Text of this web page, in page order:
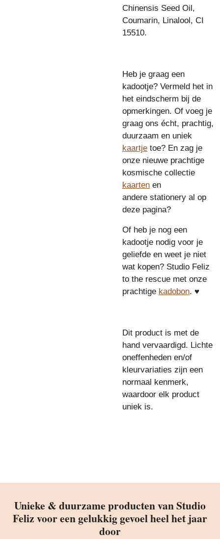
Chinensis Seed Oil,
Coumarin, Linalool, CI
15510.
Heb je graag een
kadootje? Vermeld het in
het eindscherm bij de
opmerkingen. Of voeg je
graag ons écht, prachtig,
duurzaam en uniek
kaartje toe? En zag je
onze nieuwe prachtige
kosmische collectie
kaarten en
andere stationery al op
deze pagina?
Of heb je nog een
kadootje nodig voor je
geliefde en weet je niet
wat kopen? Studio Feliz
to the rescue met onze
prachtige kadobon. ♥
Dit product is met de
hand vervaardigd. Lichte
oneffenheden en/of
kleurvariaties zijn een
normaal kenmerk,
waardoor elk product
uniek is.
Unieke & duurzame producten van Studio
Feliz voor een gelukkig gevoel heel het jaar
door